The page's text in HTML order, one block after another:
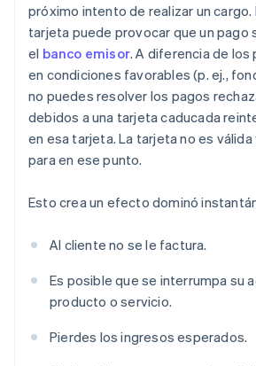
próximo intento de realizar un cargo.
tarjeta puede provocar que un pago
el banco emisor. A diferencia de los
en condiciones favorables (p. ej.,
no puedes resolver los pagos
debidos a una tarjeta caducada
en esa tarjeta. La tarjeta no es
para en ese punto.
Esto crea un efecto dominó
Al cliente no se le factura.
Es posible que se interrumpa su
producto o servicio.
Pierdes los ingresos esperados.